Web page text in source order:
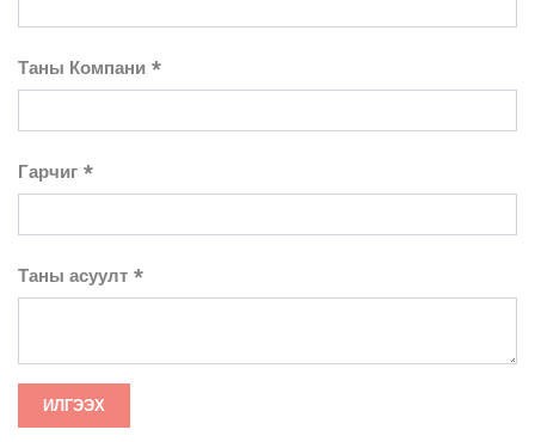
Таны Компани
Гарчиг
Таны асуулт
ИЛГЭЭХ